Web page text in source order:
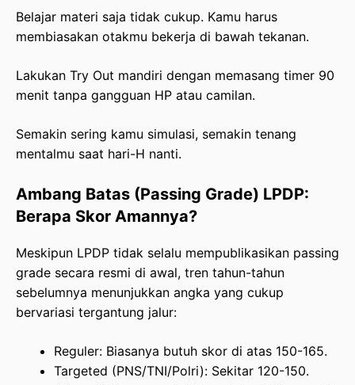
Belajar materi saja tidak cukup. Kamu harus
membiasakan otakmu bekerja di bawah tekanan.
Lakukan Try Out mandiri dengan memasang timer 90
menit tanpa gangguan HP atau camilan.
Semakin sering kamu simulasi, semakin tenang
mentalmu saat hari-H nanti.
Ambang Batas (Passing Grade) LPDP:
Berapa Skor Amannya?
Meskipun LPDP tidak selalu mempublikasikan passing
grade secara resmi di awal, tren tahun-tahun
sebelumnya menunjukkan angka yang cukup
bervariasi tergantung jalur:
Reguler: Biasanya butuh skor di atas 150-165.
Targeted (PNS/TNI/Polri): Sekitar 120-150.